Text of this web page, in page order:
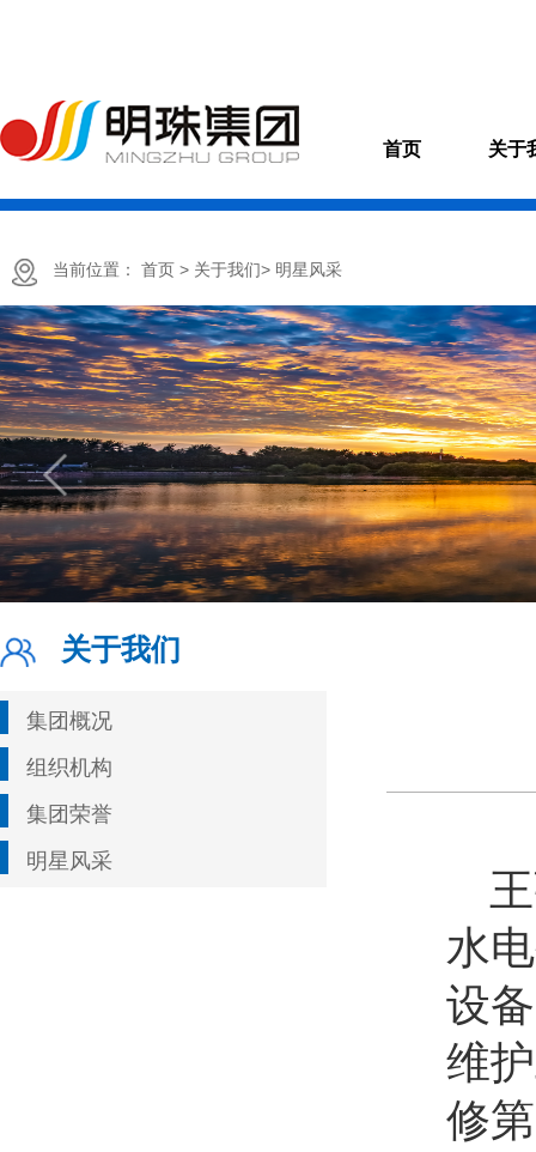
首页 关于
当前位置： 首页 > 关于我们> 明星风采
关于我们
集团概况
组织机构
集团荣誉
明星风采
王
水
设
维
修